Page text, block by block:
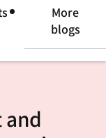
More
blogs
and